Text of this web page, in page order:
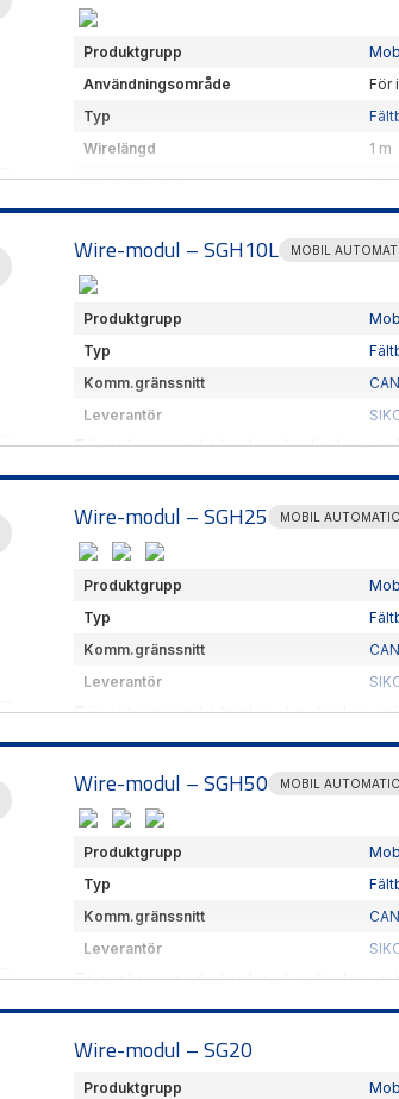
Produktgrupp
Användningsområde
För
Typ
Wirelängd
1 m
Kabelkontakt
Encodertyp
Komm.gränssnitt
Leverantör
Vikt
~
Mätområde
0 …
Omgivnings temperatur
-40
För inbyggnad i hydraulcylindrar,
Wire-modul – SGH10L MOBIL
Produktgrupp
Typ
Komm.gränssnitt
Leverantör
För inbyggnad i hydraulcylindrar,
CAN open
Wire-modul – SGH25 MOBIL
Produktgrupp
Typ
Komm.gränssnitt
Leverantör
För inbyggnad i hydraul cylinder,
open safty SAEJ1939 PLd även
Wire-modul – SGH50 MOBIL
Produktgrupp
Typ
Komm.gränssnitt
Leverantör
För inbyggnad i hydraul cylinder,
safty SAEJ1939 PLd även för
Wire-modul – SG20
Produktgrupp